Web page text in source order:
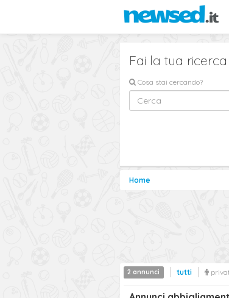
Fai la tua ricerca
Cosa stai cercando?
Home
tutti
2 annunci